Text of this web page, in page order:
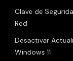
Clave de
Red
Desactivar
Windows 11